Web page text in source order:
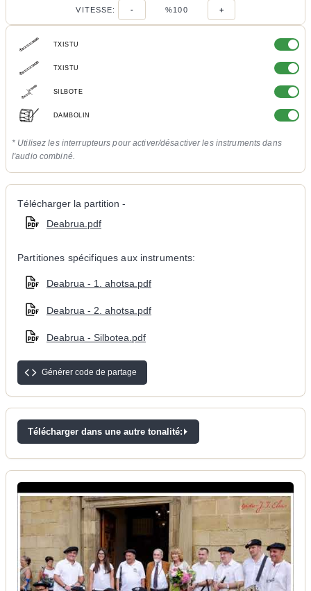
VITESSE: - %100 +
TXISTU
TXISTU
SILBOTE
DAMBOLIN
* Utilisez les interrupteurs pour activer/désactiver les instruments dans
l'audio combiné.
Télécharger la partition -
Deabrua.pdf
Partitiones spécifiques aux instruments:
Deabrua - 1. ahotsa.pdf
Deabrua - 2. ahotsa.pdf
Deabrua - Silbotea.pdf
Générer code de partage
Télécharger dans une autre tonalité: